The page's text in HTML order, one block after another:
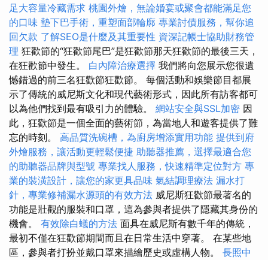
足大容量冷藏需求 桃園外燴，無論婚宴或聚會都能滿足您
的口味 墊下巴手術，重塑面部輪廓 專業討債服務，幫你追
回欠款 了解SEO是什麼及其重要性 資深記帳士協助財務管
理 狂歡節的“狂歡節尾巴”是狂歡節那天狂歡節的最後三天，
在狂歡節中發生。 白內障治療選擇 我們將向您展示您很遺
憾錯過的前三名狂歡節狂歡節。 每個活動和娛樂節目都展
示了傳統的威尼斯文化和現代藝術形式，因此所有訪客都可
以為他們找到最有吸引力的體驗。 網站安全與SSL加密 因
此，狂歡節是一個全面的藝術節，為當地人和遊客提供了難
忘的時刻。 高品質洗碗槽，為廚房增添實用功能 提供到府
外燴服務，讓活動更輕鬆便捷 助聽器推薦，選擇最適合您
的助聽器品牌與型號 專業找人服務，快速精準定位對方 專
業的裝潢設計，讓您的家更具品味 氣結調理療法 漏水打
針，專業修補漏水源頭的有效方法 威尼斯狂歡節最著名的
功能是壯觀的服裝和口罩，這為參與者提供了隱藏其身份的
機會。 有效除白蟻的方法 面具在威尼斯有數千年的傳統，
最初不僅在狂歡節期間而且在日常生活中穿著。 在某些地
區，參與者打扮並戴口罩來描繪歷史或虛構人物。 長照中